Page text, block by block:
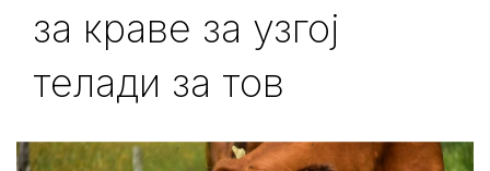
за краве за узгој
телади за тов